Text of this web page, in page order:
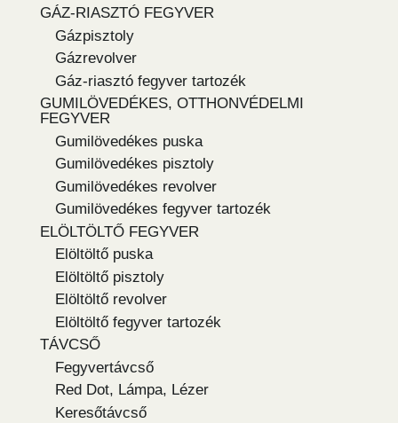
GÁZ-RIASZTÓ FEGYVER
Gázpisztoly
Gázrevolver
Gáz-riasztó fegyver tartozék
GUMILÖVEDÉKES, OTTHONVÉDELMI
FEGYVER
Gumilövedékes puska
Gumilövedékes pisztoly
Gumilövedékes revolver
Gumilövedékes fegyver tartozék
ELÖLTÖLTŐ FEGYVER
Elöltöltő puska
Elöltöltő pisztoly
Elöltöltő revolver
Elöltöltő fegyver tartozék
TÁVCSŐ
Fegyvertávcső
Red Dot, Lámpa, Lézer
Keresőtávcső